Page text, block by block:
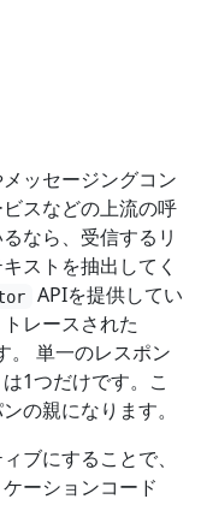
ッセージングコン
スなどの上流の呼
なら、受信するリ
ストを抽出してく
APIを提供してい
レースされた
。 単一のレスポン
1つだけです。こ
の親になります。
ブにすることで、
ーションコード